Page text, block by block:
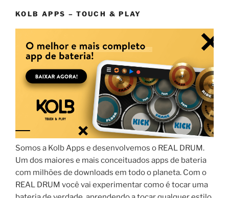
KOLB APPS – TOUCH & PLAY
Somos a Kolb Apps e desenvolvemos o REAL DRUM.
Um dos maiores e mais conceituados apps de bateria
com milhões de downloads em todo o planeta. Com o
REAL DRUM você vai experimentar como é tocar uma